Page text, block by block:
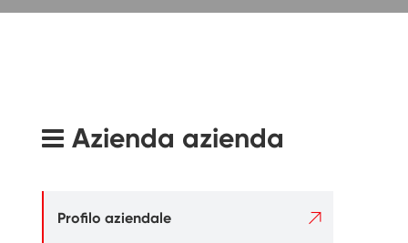
Azienda azienda
Profilo aziendale 